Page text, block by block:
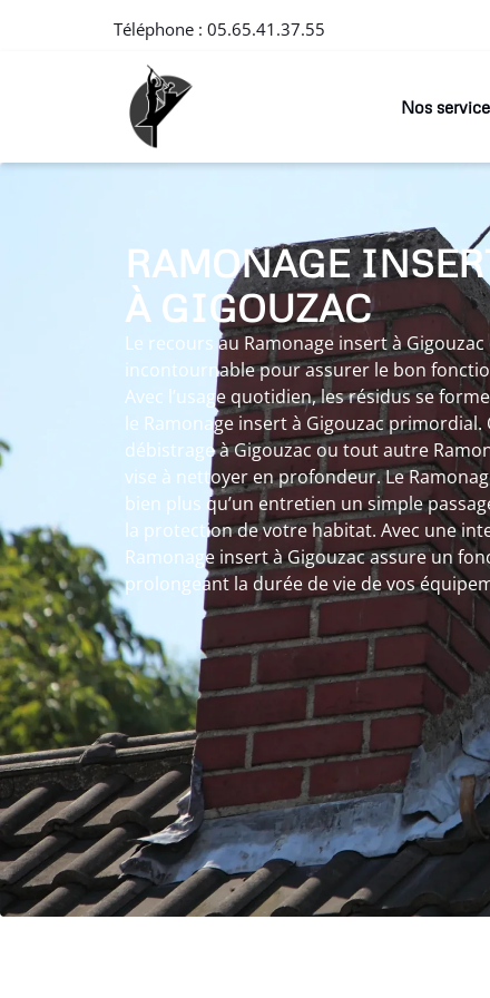
Téléphone : 05.65.41.37.55
Nos
RAMONAGE
À GIGOUZAC
Le recours au Ramonage insert à
incontournable pour assurer le bon
Avec l’usage quotidien, les résidus se
le Ramonage insert à Gigouzac primordial.
débistrage à Gigouzac ou tout autre
vise à nettoyer en profondeur. Le
bien plus qu’un entretien un simple
la protection de votre habitat. Avec une
Ramonage insert à Gigouzac assure un
prolongeant la durée de vie de vos